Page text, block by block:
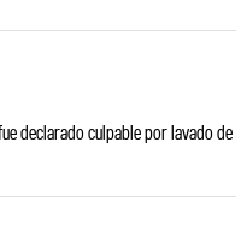
declarado culpable por lavado de